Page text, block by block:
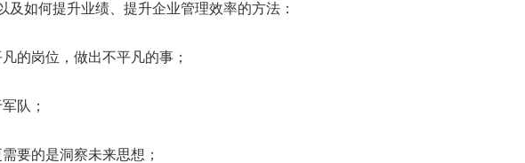
如何提升业绩、提升企业管理效率的方法：
的岗位，做出不平凡的事；
队；
要的是洞察未来思想；